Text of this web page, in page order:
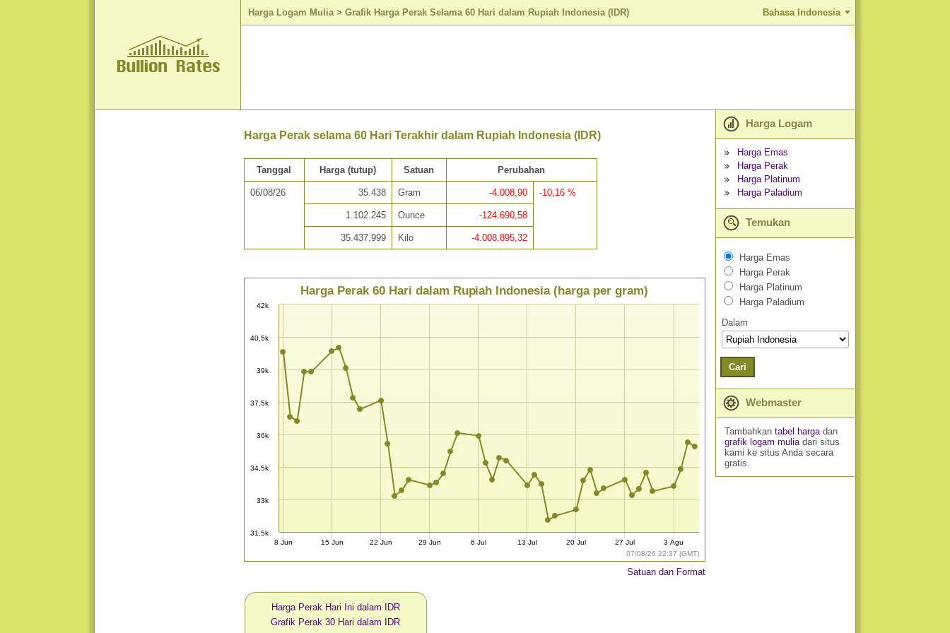
Harga Logam Mulia > Grafik Harga Perak Selama 60 Hari dalam Rupiah Indonesia (IDR) Bahasa Indonesia
Harga Perak selama 60 Hari Terakhir dalam Rupiah Indonesia (IDR)
Tanggal Harga (tutup) Satuan Perubahan
06/08/26 35.438 Gram -4.008,90 -10,16 %
1.102.245 Ounce -124.690,58
35.437.999 Kilo -4.008.895,32
07/08/26 22:37 (GMT)
Harga Perak 60 Hari dalam Rupiah Indonesia (harga per gram)
31,5k
33k
34,5k
36k
37,5k
39k
40,5k
42k
8 Jun 15 Jun 22 Jun 29 Jun 6 Jul 13 Jul 20 Jul 27 Jul 3 Agu
Satuan dan Format
Harga Perak Hari Ini dalam IDR
Grafik Perak 30 Hari dalam IDR
Harga Logam
Harga Emas
Harga Perak
Harga Platinum
Harga Paladium
Temukan
Harga Emas
Harga Perak
Harga Platinum
Harga Paladium
Dalam
Cari
Webmaster
Tambahkan tabel hargadan
grafik logam muliadari situs
kami ke situs Anda secara
gratis.